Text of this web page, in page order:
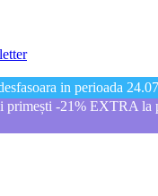
in perioada
-21% EXTRA la